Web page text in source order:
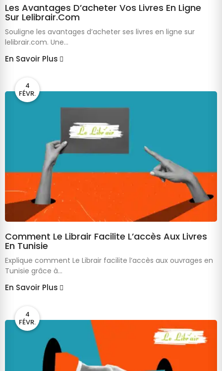
Les Avantages D’acheter Vos Livres En Ligne
Sur Lelibrair.com
Souligne les avantages d’acheter ses livres en ligne sur
lelibrair.com. Une...
En Savoir Plus
4
FÉVR.
Comment Le Librair Facilite L’accès Aux Livres
En Tunisie
Explique comment Le Librair facilite l’accès aux ouvrages en
Tunisie grâce à...
En Savoir Plus
4
FÉVR.